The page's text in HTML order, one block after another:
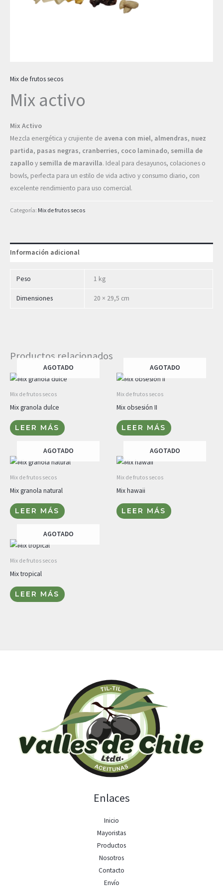
Mix de frutos secos
Mix activo
Mix Activo
Mezcla energética y crujiente de avena con miel, almendras, nuez
partida, pasas negras, cranberries, coco laminado, semilla de
zapalloy semilla de maravilla. Ideal para desayunos, colaciones o
bowls, perfecta para un estilo de vida activo y consumo diario, con
excelente rendimiento para uso comercial.
Categoría: Mix de frutos secos
Información adicional
Peso 1 kg
Dimensiones 20 × 29,5 cm
Productos relacionados
AGOTADO
Mix de frutos secos
Mix granola dulce
LEER MÁS
AGOTADO
Mix de frutos secos
Mix obsesión II
LEER MÁS
AGOTADO
Mix de frutos secos
Mix granola natural
LEER MÁS
AGOTADO
Mix de frutos secos
Mix hawaii
LEER MÁS
AGOTADO
Mix de frutos secos
Mix tropical
LEER MÁS
Enlaces
Inicio
Mayoristas
Productos
Nosotros
Contacto
Envío